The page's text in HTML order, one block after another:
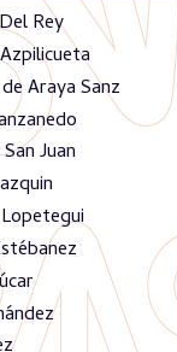
Rey
Araya Sanz
Juan